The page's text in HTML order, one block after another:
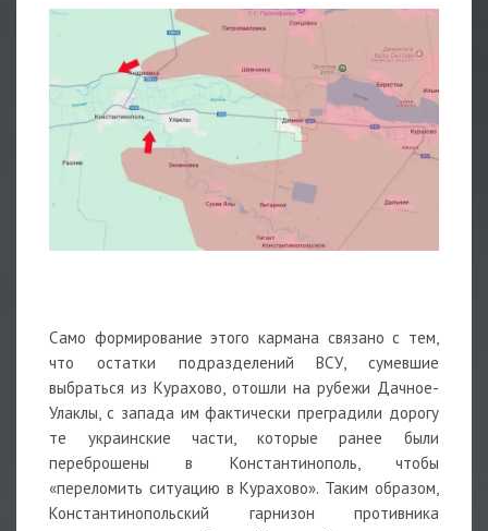
Само формирование этого кармана связано с тем,
что остатки подразделений ВСУ, сумевшие
выбраться из Курахово, отошли на рубежи Дачное-
Улаклы, с запада им фактически преградили дорогу
те украинские части, которые ранее были
переброшены в Константинополь, чтобы
«переломить ситуацию в Курахово». Таким образом,
Константинопольский гарнизон противника